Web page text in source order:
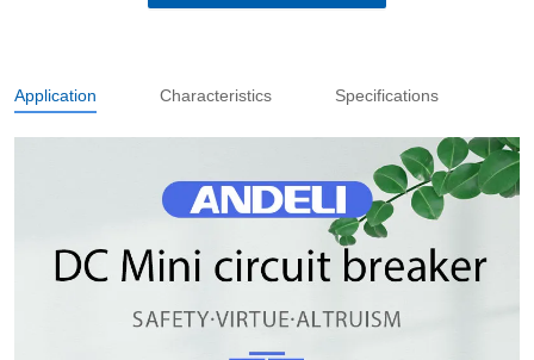
Application Characteristics Specifications